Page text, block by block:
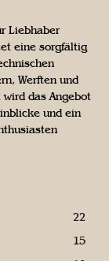
Liebhaber
eine sorgfältig
Werften und
das Angebot
und ein
22
15